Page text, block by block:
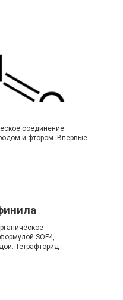
соединение
и фтором. Впервые
SOF4,
Тетрафторид